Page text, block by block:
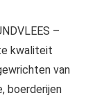
–
kwaliteit
van
boerderijen